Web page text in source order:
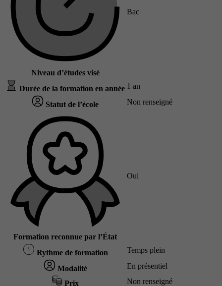
Niveau d’études visé
Bac
Durée de la formation en année 1 an
Statut de l’école Non renseigné
Formation reconnue par l’État
Oui
Rythme de formation Temps plein
Modalité En présentiel
Prix Non renseigné